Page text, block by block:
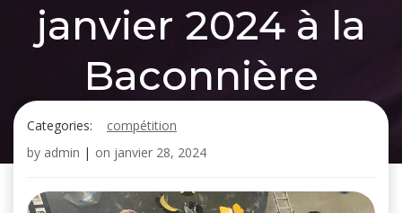
janvier 2024 à la
Baconnière
Categories:
compétition
by admin | on janvier 28, 2024